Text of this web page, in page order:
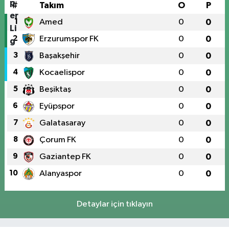
# Takım O P
1 Amed 0 0
2 Erzurumspor FK 0 0
3 Başakşehir 0 0
4 Kocaelispor 0 0
5 Beşiktaş 0 0
6 Eyüpspor 0 0
7 Galatasaray 0 0
8 Çorum FK 0 0
9 Gaziantep FK 0 0
10 Alanyaspor 0 0
Detaylar için tıklayın